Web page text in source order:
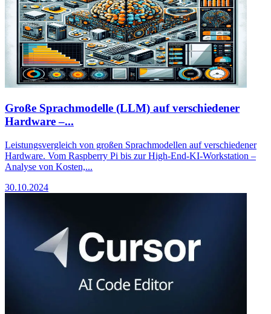
Große Sprachmodelle (LLM) auf verschiedener
Hardware –...
Leistungsvergleich von großen Sprachmodellen auf verschiedener
Hardware. Vom Raspberry Pi bis zur High-End-KI-Workstation –
Analyse von Kosten,...
30.10.2024